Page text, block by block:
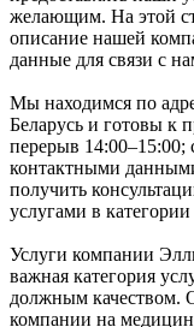
желающим. На этой
описание нашей
данные для связи с
Мы находимся по
Беларусь и готовы к
перерыв 14:00–15:00;
контактными
получить
услугами в
Услуги компании
важная категория
должным качеством.
компании на